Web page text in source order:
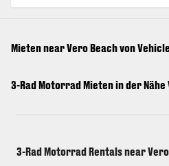
Mieten near Vero Beach von
3-Rad Motorrad Mieten in der Nähe
3-Rad Motorrad Rentals near Vero